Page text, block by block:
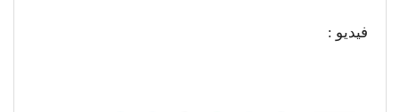
فيديو :